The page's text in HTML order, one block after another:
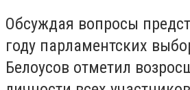
Обсуждая вопросы
году парламентских
Белоусов отметил